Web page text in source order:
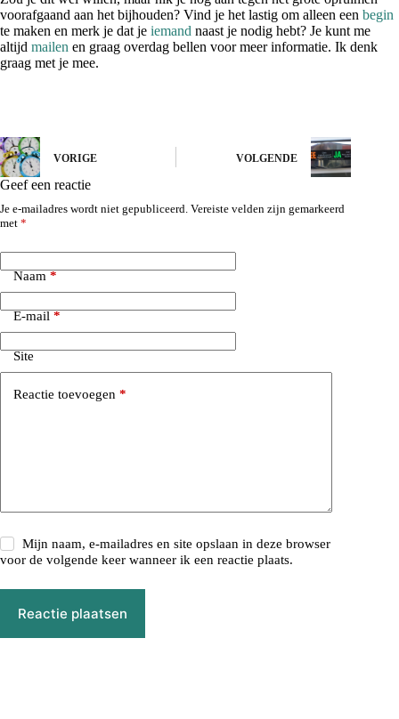
voorafgaand aan het bijhouden? Vind je het lastig om alleen een begin
te maken en merk je dat je iemand naast je nodig hebt? Je kunt me
altijd mailen en graag overdag bellen voor meer informatie. Ik denk
graag met je mee.
VORIGE VOLGENDE
Geef een reactie
Je e-mailadres wordt niet gepubliceerd. Vereiste velden zijn gemarkeerd
met *
Naam *
E-mail *
Site
Reactie toevoegen *
Mijn naam, e-mailadres en site opslaan in deze browser
voor de volgende keer wanneer ik een reactie plaats.
Reactie plaatsen